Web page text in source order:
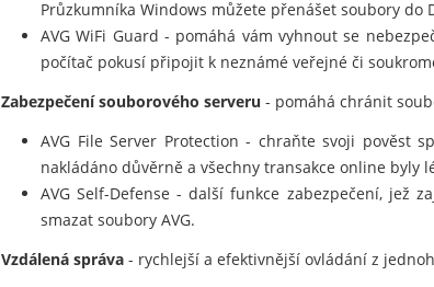
Průzkumníka Windows můžete přenášet soubory
AVG WiFi Guard - pomáhá vám vyhnout se
počítač pokusí připojit k neznámé veřejné či
Zabezpečení souborového serveru - pomáhá chránit
AVG File Server Protection - chraňte svoji pověst
nakládáno důvěrně a všechny transakce online byly
AVG Self-Defense - další funkce zabezpečení, jež
smazat soubory AVG.
Vzdálená správa - rychlejší a efektivnější ovládání z